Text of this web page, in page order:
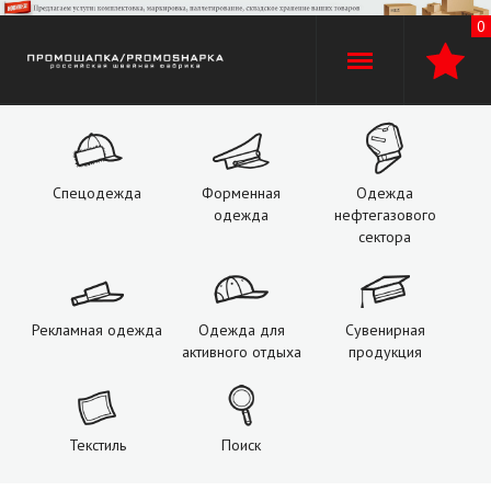
0
529-74-02
+7 (920) 110-30-00
Производство
Спецодежда
Форменная
одежда
Одежда
нефтегазового
сектора
Рекламная одежда
Одежда для
активного отдыха
Сувенирная
продукция
Текстиль Поиск